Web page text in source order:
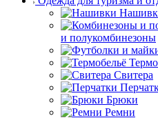
и полукомбинезоны
Свитера
Брюки
Ремни